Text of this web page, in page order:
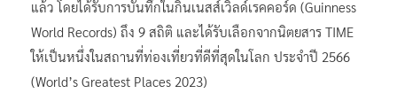
แล้ว โดยได้รับการบันทึกในกินเนสส์เวิลด์เรคคอร์ด (Guinness
World Records) ถึง 9 สถิติ และได้รับเลือกจากนิตยสาร TIME